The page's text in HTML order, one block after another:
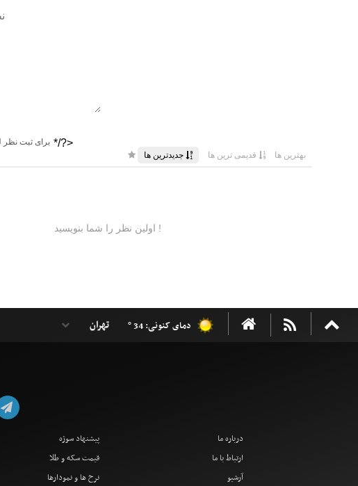
دمای کنونی: 34 °
درباره ما
ارتباط با ما
آرشیو
پیشنهاد سوژه
قیمت سکه و طلا
نرخ ها و نمودارها